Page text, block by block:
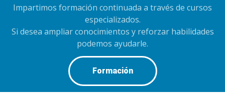
Impartimos formación continuada a través de cursos
especializados.
Si desea ampliar conocimientos y reforzar habilidades
podemos ayudarle.
Formación